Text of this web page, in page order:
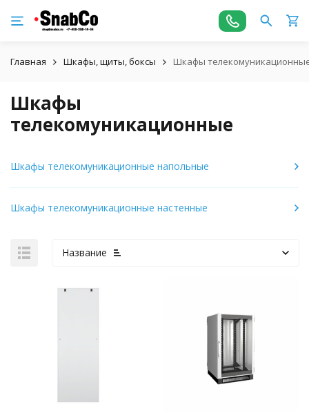
Главная Шкафы, щиты, боксы Шкафы
Шкафы
телекомуникационные
Шкафы телекомуникационные напольные
Шкафы телекомуникационные настенные
Название